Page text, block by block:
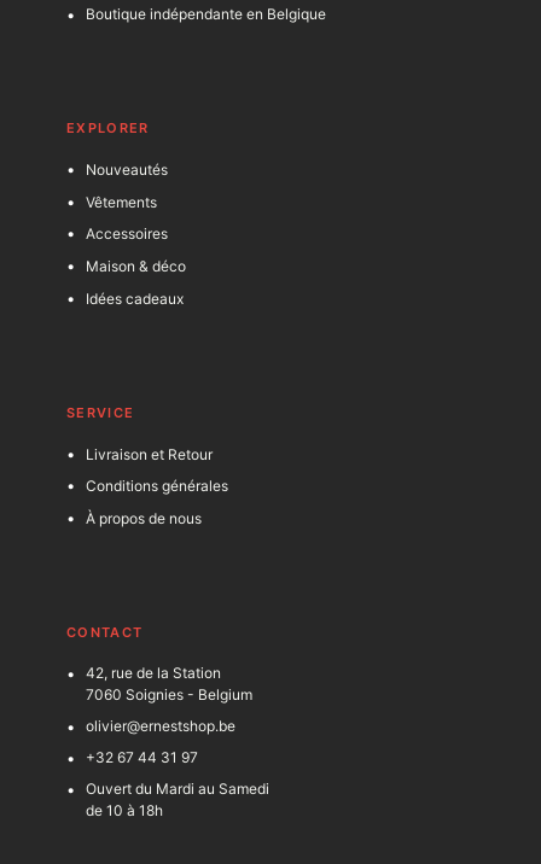
Boutique indépendante en Belgique
EXPLORER
Nouveautés
Vêtements
Accessoires
Maison & déco
Idées cadeaux
SERVICE
Livraison et Retour
Conditions générales
À propos de nous
CONTACT
42, rue de la Station
7060 Soignies - Belgium
olivier@ernestshop.be
+32 67 44 31 97
Ouvert du Mardi au Samedi
de 10 à 18h